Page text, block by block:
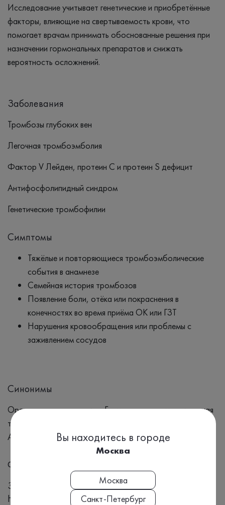
Исследование учитывает генетические и приобретённые
факторы, влияющие на свертываемость крови, что
помогает врачам принимать обоснованные решения при
назначении гормональных препаратов и снижать
вероятность осложнений.
Заболевания
Тромбозы глубоких вен
Легочная тромбоэмболия
Фактор V Лейден, протеин С и протеин S дефицит
Антифосфолипидный синдром
Генетические тромбофилии
Симптомы
Тяжёлые и повторяющиеся тромбоэмболические
события в анамнезе
Семейная история тромбозов
Появление боли, отёка или покраснения в
конечностях во время приёма ОК или ГЗТ
Нарушения кровообращения или проблемы с
заживлением сосудов
Синонимы
Оральные контрацептивы, Гормональная заместительная
терапия, ГЗТ, Тромбоз, Коагулопатии, Тромбофилия,
Антикоагулянты
Формат выдачи результата
Заключение
Номенклатура МЗ РФ, Приказ №804н:
Вы находитесь в городе
Москва
Москва
Санкт-Петербург